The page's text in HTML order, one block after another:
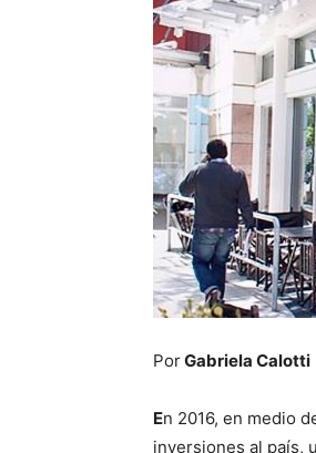
PorGabriela Calotti
En 2016, en medio
inversiones al país,